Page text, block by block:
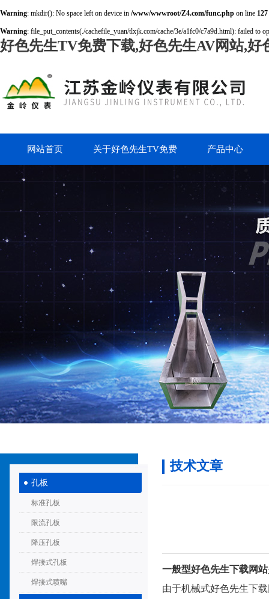
Warning: mkdir(): No space left on device in /www/wwwroot/Z4.com/func.php on line 127
Warning: file_put_contents(./cachefile_yuan/tlxjk.com/cache/3e/a1fc0/c7a9d.html): failed to
好色先生TV免费下载,好色先生AV网站,
网站首页 关于好色先生TV免费 产品中心
孔板
标准孔板
限流孔板
降压孔板
焊接式孔板
焊接式喷嘴
技术文章
一般型好色先生下载网站
由于机械式好色先生下